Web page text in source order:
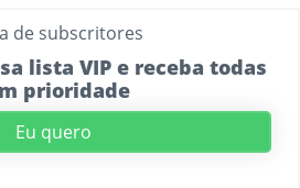
de subscritores
lista VIP e receba todas
prioridade
Eu quero